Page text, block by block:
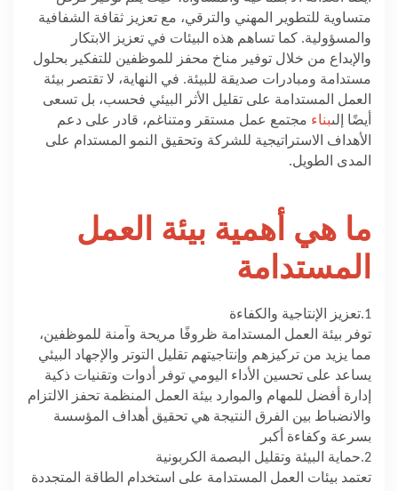
متساوية للتطوير المهني والترقي، مع تعزيز ثقافة الشفافية
والمسؤولية. كما تساهم هذه البيئات في تعزيز الابتكار
والإبداع من خلال توفير مناخ محفز للموظفين للتفكير بحلول
مستدامة ومبادرات صديقة للبيئة. في النهاية، لا تقتصر بيئة
العمل المستدامة على تقليل الأثر البيئي فحسب، بل تسعى
أيضًا إلىبناء مجتمع عمل مستقر ومتناغم، قادر على دعم
الأهداف الاستراتيجية للشركة وتحقيق النمو المستدام على
المدى الطويل.
ما هي أهمية بيئة العمل
المستدامة
.1تعزيز الإنتاجية والكفاءة
توفر بيئة العمل المستدامة ظروفًا مريحة وآمنة للموظفين،
مما يزيد من تركيزهم وإنتاجيتهم تقليل التوتر والإجهاد البيئي
يساعد على تحسين الأداء اليومي توفر أدوات وتقنيات ذكية
إدارة أفضل للمهام والموارد بيئة العمل المنظمة تحفز الالتزام
والانضباط بين الفرق النتيجة هي تحقيق أهداف المؤسسة
بسرعة وكفاءة أكبر
.2حماية البيئة وتقليل البصمة الكربونية
تعتمد بيئات العمل المستدامة على استخدام الطاقة المتجددة